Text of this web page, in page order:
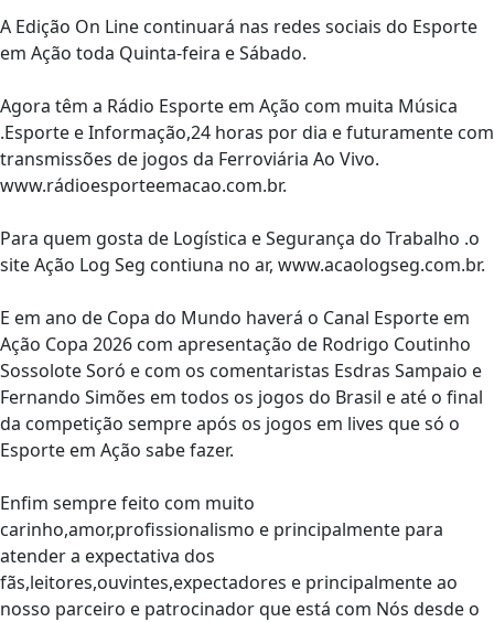
A Edição On Line continuará nas redes sociais do Esporte
em Ação toda Quinta-feira e Sábado.
Agora têm a Rádio Esporte em Ação com muita Música
.Esporte e Informação,24 horas por dia e futuramente com
transmissões de jogos da Ferroviária Ao Vivo.
www.rádioesporteemacao.com.br.
Para quem gosta de Logística e Segurança do Trabalho .o
site Ação Log Seg contiuna no ar, www.acaologseg.com.br.
E em ano de Copa do Mundo haverá o Canal Esporte em
Ação Copa 2026 com apresentação de Rodrigo Coutinho
Sossolote Soró e com os comentaristas Esdras Sampaio e
Fernando Simões em todos os jogos do Brasil e até o final
da competição sempre após os jogos em lives que só o
Esporte em Ação sabe fazer.
Enfim sempre feito com muito
carinho,amor,profissionalismo e principalmente para
atender a expectativa dos
fãs,leitores,ouvintes,expectadores e principalmente ao
nosso parceiro e patrocinador que está com Nós desde o